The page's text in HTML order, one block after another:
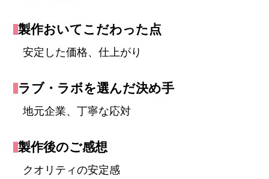
製作おいてこだわった点
安定した価格、仕上がり
ラブ・ラボを選んだ決め手
地元企業、丁寧な応対
製作後のご感想
クオリティの安定感